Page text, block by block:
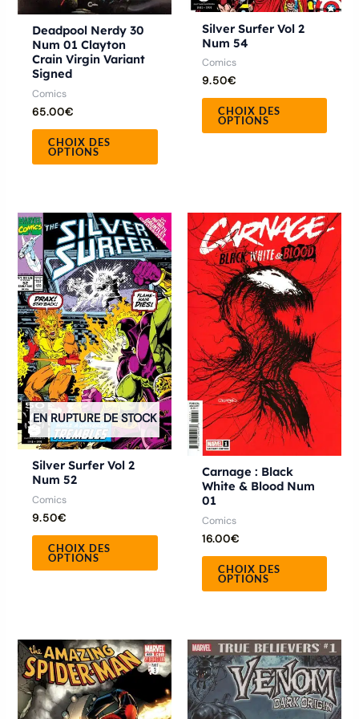
Deadpool Nerdy 30
Num 01 Clayton
Crain Virgin Variant
Signed
Comics
65.00€
CHOIX DES
OPTIONS
Silver Surfer Vol 2
Num 54
Comics
9.50€
CHOIX DES
OPTIONS
EN RUPTURE DE STOCK
Silver Surfer Vol 2
Num 52
Comics
9.50€
CHOIX DES
OPTIONS
Ce
produit
a
plusieurs
variations.
Les
options
peuvent
être
choisies
sur
Carnage : Black
White & Blood Num
01
Comics
16.00€
CHOIX DES
OPTIONS
Ce
a
Les
être
la
Ce
produit
a
plusieurs